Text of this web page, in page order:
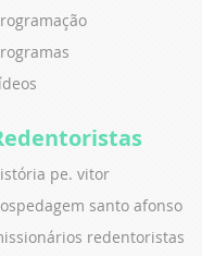
pe. vitor
santo afonso
redentoristas